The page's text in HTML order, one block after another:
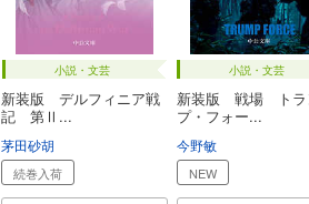
小説・文芸
新装版 デルフィニア戦
記 第Ⅱ...
茅田砂胡
続巻入荷
小説・文芸
新装版 戦場 トラ
プ・フォー...
今野敏
NEW